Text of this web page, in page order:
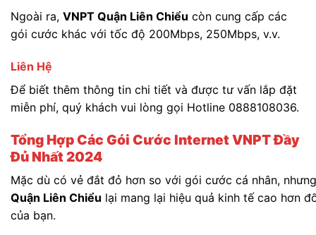
Ngoài ra, VNPT Quận Liên Chiểu còn cung cấp các
gói cước khác với tốc độ 200Mbps, 250Mbps, v.v.
Liên Hệ
Để biết thêm thông tin chi tiết và được tư vấn lắp đặt
miễn phí, quý khách vui lòng gọi Hotline 0888108036.
Tổng Hợp Các Gói Cước Internet VNPT Đầy
Đủ Nhất 2024
Mặc dù có vẻ đắt đỏ hơn so với gói cước cá nhân,
Quận Liên Chiểu lại mang lại hiệu quả kinh tế cao hơn
của bạn.